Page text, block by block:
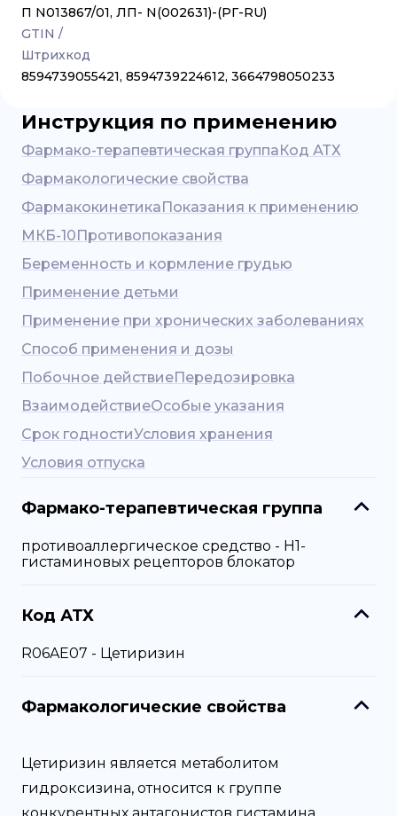
П N013867/01, ЛП- N(002631)-(РГ-RU)
GTIN /
Штрихкод
8594739055421, 8594739224612, 3664798050233
Инструкция по применению
Фармако-терапевтическая группаКод АТХ
Фармакологические свойства
ФармакокинетикаПоказания к применению
МКБ-10Противопоказания
Беременность и кормление грудью
Применение детьми
Применение при хронических заболеваниях
Способ применения и дозы
Побочное действиеПередозировка
ВзаимодействиеОсобые указания
Срок годностиУсловия хранения
Условия отпуска
Фармако-терапевтическая группа
противоаллергическое средство - H1-
гистаминовых рецепторов блокатор
Код АТХ
R06AE07 - Цетиризин
Фармакологические свойства
Цетиризин является метаболитом
гидроксизина, относится к группе